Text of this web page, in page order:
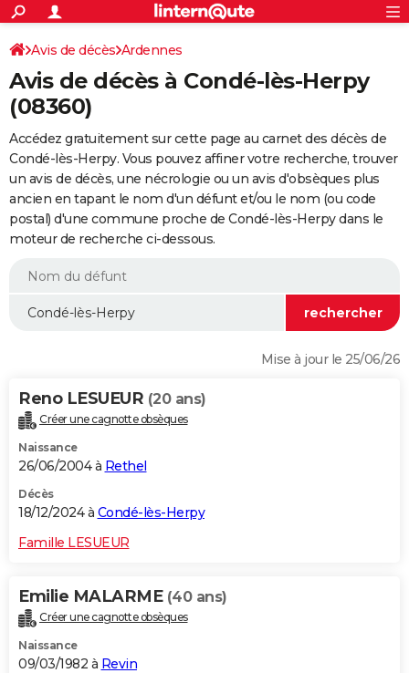
ACTUALITÉS
Politique
Société
Faits Divers
Education
Monde
Villes
+
SPORT
Coupe du monde 2026
Football
Tennis
Cyclisme
Rugby
Forum
FINANCE
Retraite
Impôts
Epargne
Immobilier
Risques naturels par ville
Banque
Assurance
Crédit
Essais
Réserver un essai
Citadines
Berlines
SUV
Forum auto
+
HIGH-TECH
Mobiles
Meilleur smartphone
Internet
Ordinateurs
Jeux vidéo
Guide high-tech
+BRICOLAGE
Forum
Aménagement intérieur
Extérieur
Cuisine
Salle de bains
Jardinage
Rangement
WEEK-END
Guides de France
Escapades
Patrimoine
Expositions
Musées
Week-end nature
LIFESTYLE
Alimentation
Guide de la santé
Maladies
Médicaments
Sommeil
VOYAGE
Destinations
City break
Voyage nature
Voyage de noces
Forum
Climat
+PHOTO
GUIDES D'ACHAT
BONS PLANS
CARTE DE VOEUX
Dictionnaire
Biographies
Citations
Expressions
Proverbes
PROGRAMME TV
COPAINS D'AVANT
Avis de décès Ardennes
Avis de décès à Condé-lès-Herpy
(08360)
Accédez gratuitement sur cette page au carnet des décès de
Condé-lès-Herpy. Vous pouvez affiner votre recherche, trouver
un avis de décès, une nécrologie ou un avis d'obsèques plus
ancien en tapant le nom d'un défunt et/ou le nom (ou code
postal) d'une commune proche de Condé-lès-Herpy dans le
moteur de recherche ci-dessous.
Mise à jour le 25/06/26
Reno LESUEUR (20 ans)
Créer une cagnotte obsèques
Naissance
26/06/2004 à Rethel
Décès
18/12/2024 à Condé-lès-Herpy
Famille LESUEUR
Emilie MALARME (40 ans)
Créer une cagnotte obsèques
Naissance
09/03/1982 à Revin